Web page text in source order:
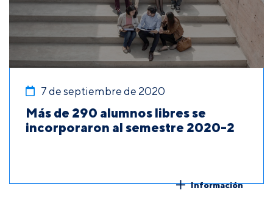
7 de septiembre de 2020
Más de 290 alumnos libres se
incorporaron al semestre 2020-2
Información